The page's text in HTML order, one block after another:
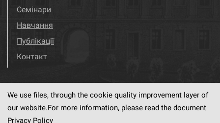
Семінари
Навчання
Публікації
Контакт
Visit us! Facebook
We use files, through the cookie quality improvement layer of
our website.For more information, please read the document
Privacy Policy